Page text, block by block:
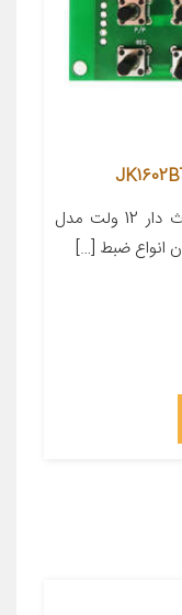
معرفی محصول ماژول فلش خور بلوتوث دار 12 ولت مدل